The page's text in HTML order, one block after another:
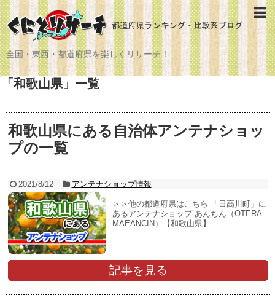
全国・東西・都道府県を楽しくリサーチ！
「 和歌山県 」 一覧
和歌山県にある自治体アンテナショッ
プの一覧
2021/8/12 アンテナショップ情報
＞＞他の都道府県はこちら 「日高川町」に
あるアンテナショップ あんちん（OTERA
MAEANCIN）【和歌山県】 ...
記事を見る